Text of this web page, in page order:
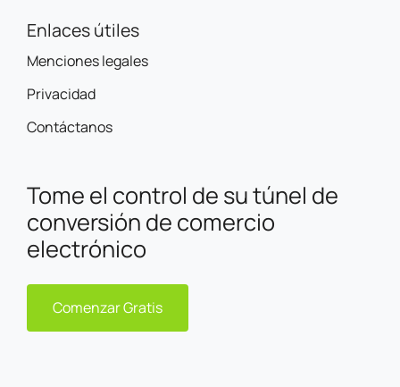
Enlaces útiles
Menciones legales
Privacidad
Contáctanos
Tome el control de su túnel de
conversión de comercio
electrónico
Comenzar Gratis